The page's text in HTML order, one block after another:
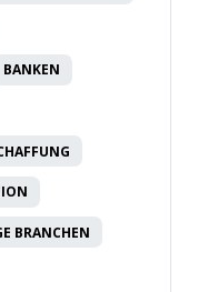
BANKEN
BRANCHEN